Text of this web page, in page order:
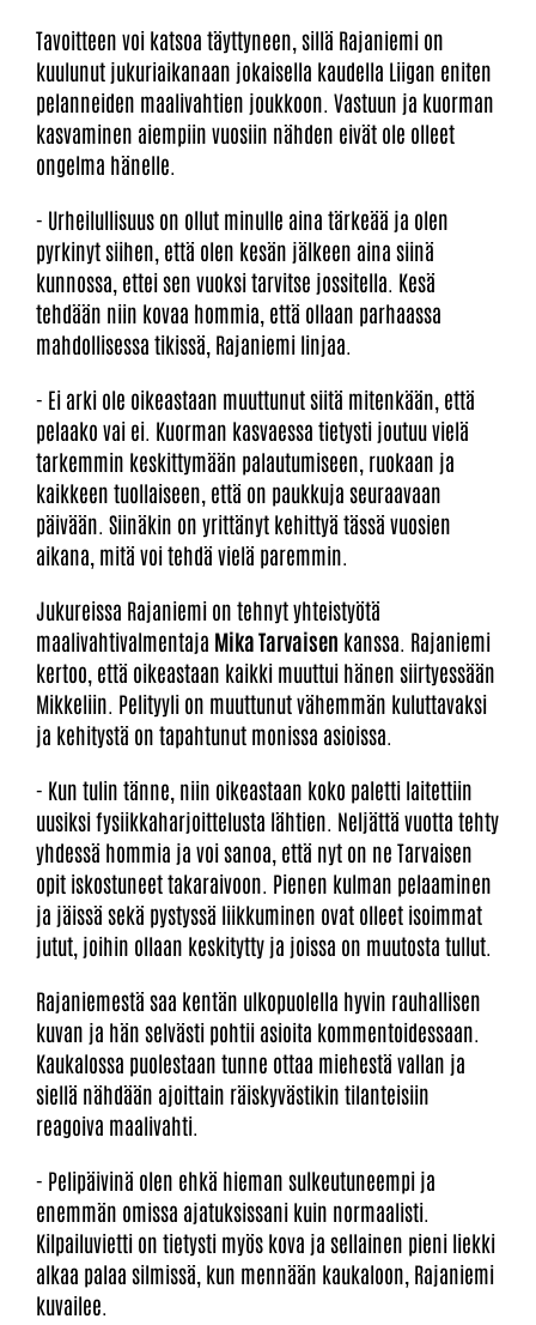
Tavoitteen voi katsoa täyttyneen, sillä Rajaniemi on
kuulunut jukuriaikanaan jokaisella kaudella Liigan eniten
pelanneiden maalivahtien joukkoon. Vastuun ja kuorman
kasvaminen aiempiin vuosiin nähden eivät ole olleet
ongelma hänelle.
- Urheilullisuus on ollut minulle aina tärkeää ja olen
pyrkinyt siihen, että olen kesän jälkeen aina siinä
kunnossa, ettei sen vuoksi tarvitse jossitella. Kesä
tehdään niin kovaa hommia, että ollaan parhaassa
mahdollisessa tikissä, Rajaniemi linjaa.
- Ei arki ole oikeastaan muuttunut siitä mitenkään, että
pelaako vai ei. Kuorman kasvaessa tietysti joutuu vielä
tarkemmin keskittymään palautumiseen, ruokaan ja
kaikkeen tuollaiseen, että on paukkuja seuraavaan
päivään. Siinäkin on yrittänyt kehittyä tässä vuosien
aikana, mitä voi tehdä vielä paremmin.
Jukureissa Rajaniemi on tehnyt yhteistyötä
maalivahtivalmentaja Mika Tarvaisen kanssa. Rajaniemi
kertoo, että oikeastaan kaikki muuttui hänen siirtyessään
Mikkeliin. Pelityyli on muuttunut vähemmän kuluttavaksi
ja kehitystä on tapahtunut monissa asioissa.
- Kun tulin tänne, niin oikeastaan koko paletti laitettiin
uusiksi fysiikkaharjoittelusta lähtien. Neljättä vuotta tehty
yhdessä hommia ja voi sanoa, että nyt on ne Tarvaisen
opit iskostuneet takaraivoon. Pienen kulman pelaaminen
ja jäissä sekä pystyssä liikkuminen ovat olleet isoimmat
jutut, joihin ollaan keskitytty ja joissa on muutosta tullut.
Rajaniemestä saa kentän ulkopuolella hyvin rauhallisen
kuvan ja hän selvästi pohtii asioita kommentoidessaan.
Kaukalossa puolestaan tunne ottaa miehestä vallan ja
siellä nähdään ajoittain räiskyvästikin tilanteisiin
reagoiva maalivahti.
- Pelipäivinä olen ehkä hieman sulkeutuneempi ja
enemmän omissa ajatuksissani kuin normaalisti.
Kilpailuvietti on tietysti myös kova ja sellainen pieni liekki
alkaa palaa silmissä, kun mennään kaukaloon, Rajaniemi
kuvailee.